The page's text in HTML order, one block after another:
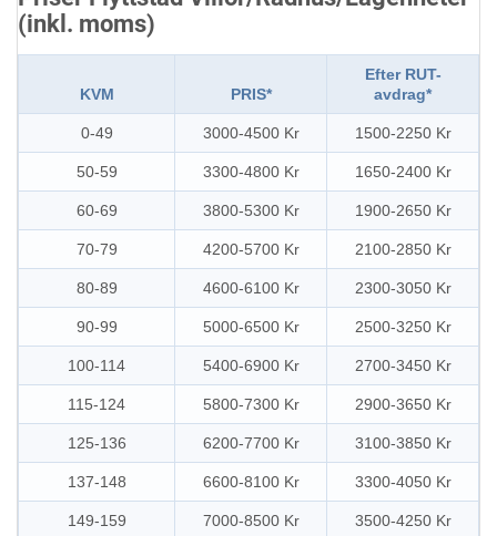
(inkl. moms)
KVM PRIS*
Efter RUT-
avdrag*
0-49 3000-4500 Kr 1500-2250 Kr
50-59 3300-4800 Kr 1650-2400 Kr
60-69 3800-5300 Kr 1900-2650 Kr
70-79 4200-5700 Kr 2100-2850 Kr
80-89 4600-6100 Kr 2300-3050 Kr
90-99 5000-6500 Kr 2500-3250 Kr
100-114 5400-6900 Kr 2700-3450 Kr
115-124 5800-7300 Kr 2900-3650 Kr
125-136 6200-7700 Kr 3100-3850 Kr
137-148 6600-8100 Kr 3300-4050 Kr
149-159 7000-8500 Kr 3500-4250 Kr